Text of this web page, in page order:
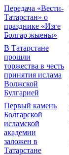
Передача «Вести-
Татарстан» о
празднике «Изге
Болгар жыены»
В Татарстане
прошли
торжества в честь
принятия ислама
Волжской
Булгарией
Первый камень
Болгарской
исламской
академии
заложен в
Татарстане